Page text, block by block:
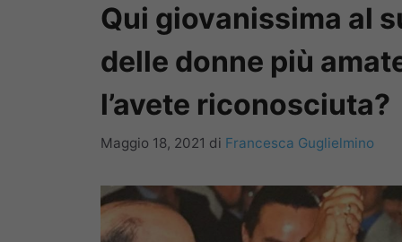
Qui giovanissima al
delle donne più
l’avete riconosciuta?
Maggio 18, 2021 di Francesca Guglielmino